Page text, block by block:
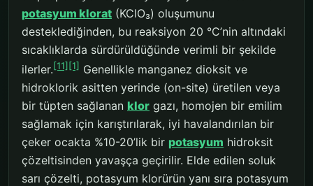
potasyum klorat (KClO₃) oluşumunu
desteklediğinden, bu reaksiyon 20 °C’nin altındaki
sıcaklıklarda sürdürüldüğünde verimli bir şekilde
ilerler.[11][1] Genellikle manganez dioksit ve
hidroklorik asitten yerinde (on-site) üretilen veya
bir tüpten sağlanan klor gazı, homojen bir emilim
sağlamak için karıştırılarak, iyi havalandırılan bir
çeker ocakta %10-20’lik bir potasyum hidroksit
çözeltisinden yavaşça geçirilir. Elde edilen soluk
sarı çözelti, potasyum klorürün yanı sıra potasyum